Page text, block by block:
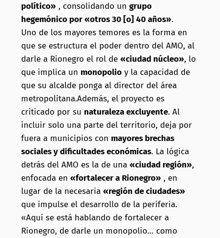
político» , consolidando un grupo
hegemónico por «otros 30 [o] 40 años».
Uno de los mayores temores es la forma en
que se estructura el poder dentro del AMO, al
darle a Rionegro el rol de «ciudad núcleo», lo
que implica un monopolioy la capacidad de
que su alcalde ponga al director del área
metropolitana.Además, el proyecto es
criticado por su naturaleza excluyente. Al
incluir solo una parte del territorio, deja por
fuera a municipios con mayores brechas
sociales y dificultades económicas. La lógica
detrás del AMO es la de una «ciudad región»,
enfocada en «fortalecer a Rionegro» , en
lugar de la necesaria «región de ciudades»
que impulse el desarrollo de la periferia.
«Aquí se está hablando de fortalecer a
Rionegro, de darle un monopolio… como